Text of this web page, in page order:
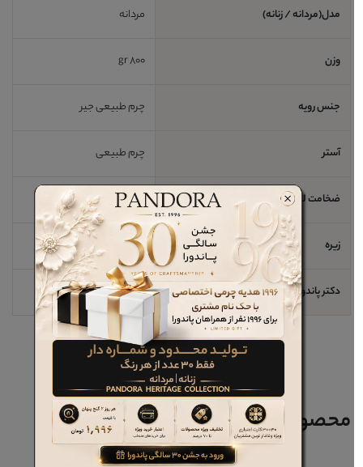
مدل(مردانه / زنانه) مردانه
وزن 800 gr
جنس رویه چرم طبیعی جیر
آستر چرم طبیعی
ضخامت لژ / اندازه پاشنه 5 cm
زیره PU
دکتر پاندورا خیر
محصولات مرتبط